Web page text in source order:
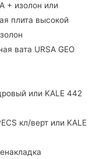
+ изолон или
плита высокой
вата URSA GEO
или KALE 442
кл/верт или KALE